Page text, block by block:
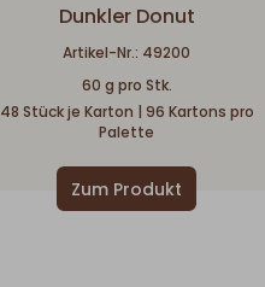
Dunkler Donut
Artikel-Nr.: 49200
60 g pro Stk.
48 Stück je Karton | 96 Kartons pro
Palette